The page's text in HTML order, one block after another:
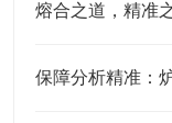
保障分析精准：